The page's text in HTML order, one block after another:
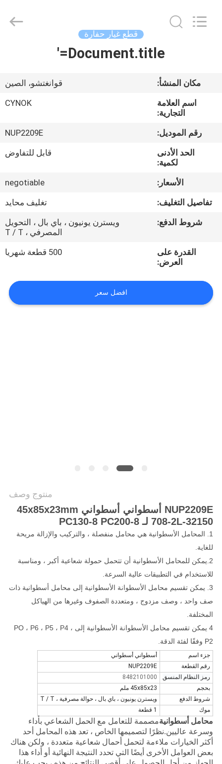
منتجات
معلومات
في
المعمل
مراقبة
اتصل
PRIVACY
POLICY
قطع غيار حفارة
Document.title='
مكان المنشأ:
قوانغتشو، الصين
اسم العلامة
التجارية:
CYNOK
رقم الموديل:
NUP2209E
الحد الأدنى
لكمية:
قابل للتفاوض
الأسعار:
negotiable
تفاصيل التغليف:
تغليف محايد
شروط الدفع:
ويسترن يونيون ، باي بال ، التحويل
المصرفي ، T / T
القدرة على
العرض:
500 قطعة شهريا
افضل سعر
منتوج وصف
NUP2209E أسطواني أسطواني 45x85x23mm
708-2L-32150 لـ PC130-8 PC200-8
1. المحامل الأسطوانية هي محامل منفصلة ، والتركيب والإزالة مريحة
للغاية.
2.يمكن للمحامل الأسطوانية أن تتحمل حمولة شعاعية أكبر ، ومناسبة
للاستخدام في التطبيقات عالية السرعة.
3. يمكن تقسيم محامل الأسطوانة الأسطوانية إلى محامل أسطوانية ذات
صف واحد ، وصف مزدوج ، ومتعددة الصفوف وغيرها من الهياكل
المختلفة.
4 يمكن تقسيم محامل الأسطوانة الأسطوانية إلى PO ، P6 ، P5 ، P4 ،
P2 وفقًا لفئة الدقة.
جزء اسم
أسطواني أسطواني
رقم القطعة
NUP2209E
رمز النظام المنسق
8482101000
بحجم
45x85x23 ملم
شروط الدفع
ويسترن يونيون ، باي بال ، حوالة مصرفية ، T / T
موك
1 قطعة
محامل أسطوانيةمصممة للتعامل مع الحمل الشعاعي بأداء
وسرعة عاليين.نظرًا لتصميمها الخاص ، تعد هذه المحامل أحد
أكثر الخيارات ملاءمة لتحمل أحمال شعاعية متعددة ، ولكن هناك
بعض العوامل الأخرى أيضًا التي تحدد النتيجة النهائية أو أداء هذا